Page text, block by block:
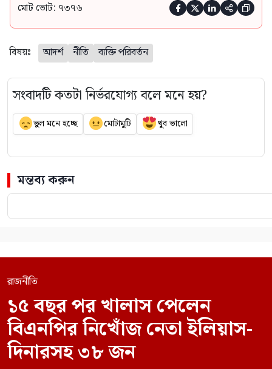
মোট ভোট: ৭৩৭৬     
বিষয়ঃ আদর্শ নীতি ব্যক্তি পরিবর্তন
সংবাদটি কতটা নির্ভরযোগ্য বলে মনে হয়?
ভুল মনে হচ্ছে মোটামুটি খুব ভালো
মন্তব্য করুন
রাজনীতি
১৫ বছর পর খালাস পেলেন
বিএনপির নিখোঁজ নেতা ইলিয়াস-
দিনারসহ ৩৮ জন